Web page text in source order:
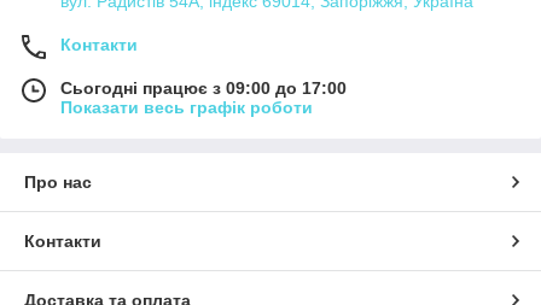
Контакти
Сьогодні працює з 09:00 до 17:00
Показати весь графік роботи
Про нас
Контакти
Доставка та оплата